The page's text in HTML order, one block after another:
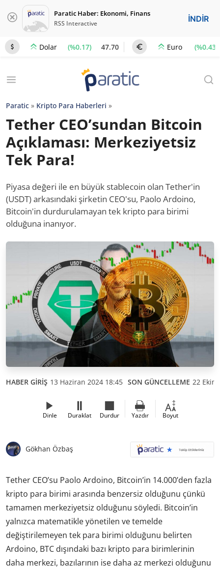
Paratic Haber: Ekonomi, Finans
RSS Interactive İNDİR
Dolar (%0.17) 47.70 Euro (%0.43)
Paratic » Kripto Para Haberleri »
Tether CEO’sundan Bitcoin
Açıklaması: Merkeziyetsiz
Tek Para!
Piyasa değeri ile en büyük stablecoin olan Tether'in
(USDT) arkasındaki şirketin CEO'su, Paolo Ardoino,
Bitcoin'in durdurulamayan tek kripto para birimi
olduğuna inanıyor.
HABER GİRİŞ 13 Haziran 2024 18:45 SON GÜNCELLEME 22
Dinle Duraklat Durdur Yazdır Boyut
Gökhan Özbaş
Tether CEO’su Paolo Ardoino, Bitcoin’in 14.000’den fazla
kripto para birimi arasında benzersiz olduğunu çünkü
tamamen merkeziyetsiz olduğunu söyledi. Bitcoin’in
yalnızca matematikle yönetilen ve temelde
değiştirilemeyen tek para birimi olduğunu belirten
Ardoino, BTC dışındaki bazı kripto para birimlerinin
daha merkezi, bazılarının ise daha az merkezi olduğunu